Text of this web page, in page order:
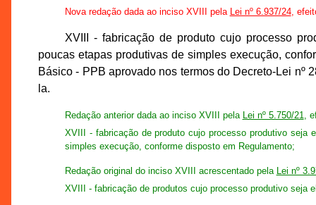
Nova redação dada ao inciso XVIII pela Lei nº 6.937/24,
XVIII - fabricação de produto cujo processo
poucas etapas produtivas de simples execução,
Básico - PPB aprovado nos termos do Decreto-Lei nº
la.
Redação anterior dada ao inciso XVIII pela Lei nº 5.750/21,
XVIII - fabricação de produto cujo processo produtivo seja
simples execução, conforme disposto em Regulamento;
Redação original do inciso XVIII acrescentado pela Lei nº
XVIII - fabricação de produtos cujo processo produtivo seja